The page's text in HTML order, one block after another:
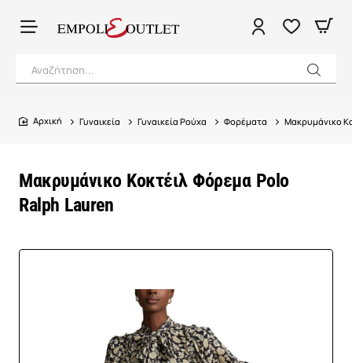
Αναζήτηση...
Μακρυμάνικο Κοκτέιλ Φόρεμα Polo
Ralph Lauren
home
Γυναικεία Γυναικεία Ρούχα Φορέματα Μακρυμάνικο